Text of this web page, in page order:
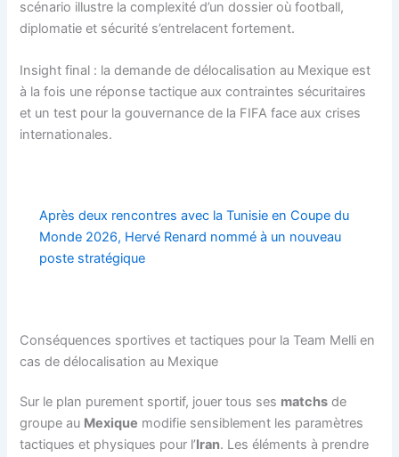
scénario illustre la complexité d’un dossier où football,
diplomatie et sécurité s’entrelacent fortement.
Insight final : la demande de délocalisation au Mexique est
à la fois une réponse tactique aux contraintes sécuritaires
et un test pour la gouvernance de la FIFA face aux crises
internationales.
Après deux rencontres avec la Tunisie en Coupe du
Monde 2026, Hervé Renard nommé à un nouveau
poste stratégique
Conséquences sportives et tactiques pour la Team Melli en
cas de délocalisation au Mexique
Sur le plan purement sportif, jouer tous ses matchs de
groupe au Mexique modifie sensiblement les paramètres
tactiques et physiques pour l’Iran. Les éléments à prendre